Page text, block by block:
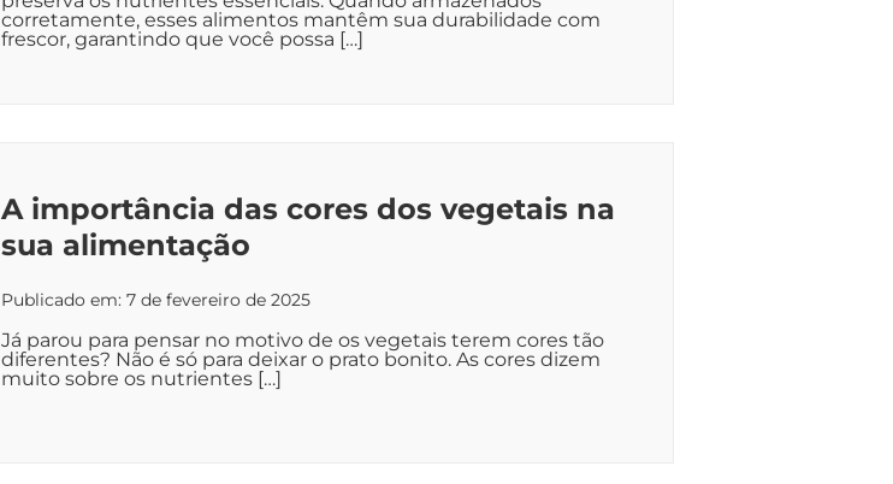
corretamente, esses alimentos mantêm sua durabilidade com
frescor, garantindo que você possa […]
A importância das cores dos vegetais na
sua alimentação
Publicado em: 7 de fevereiro de 2025
Já parou para pensar no motivo de os vegetais terem cores tão
diferentes? Não é só para deixar o prato bonito. As cores dizem
muito sobre os nutrientes […]